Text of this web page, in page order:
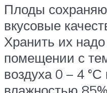
Плоды
вкусовые
Хранить их
помещении с
воздуха 0 – 4 °С